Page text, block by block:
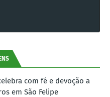
com fé e devoção a
em São Felipe